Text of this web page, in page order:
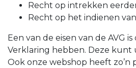
Recht op intrekken
Recht op het indienen
Een van de eisen van de AVG
Verklaring hebben. Deze kunt
Ook onze webshop heeft zo’n